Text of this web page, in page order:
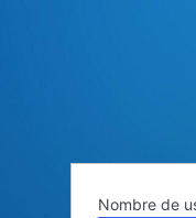
Nombre de